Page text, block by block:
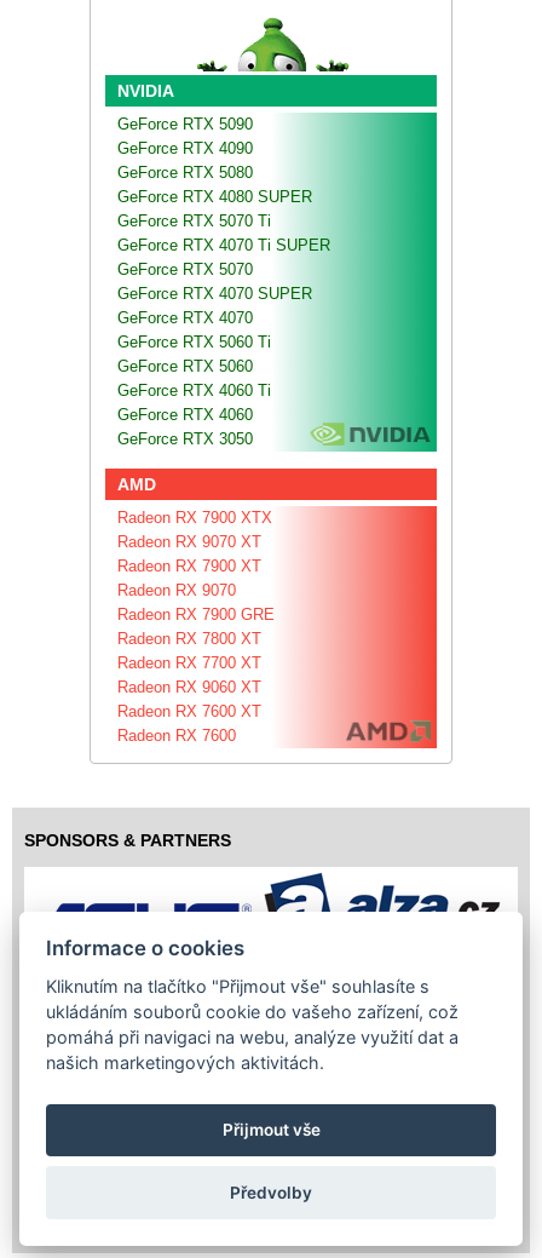
NVIDIA
GeForce RTX 5090
GeForce RTX 4090
GeForce RTX 5080
GeForce RTX 4080 SUPER
GeForce RTX 5070 Ti
GeForce RTX 4070 Ti SUPER
GeForce RTX 5070
GeForce RTX 4070 SUPER
GeForce RTX 4070
GeForce RTX 5060 Ti
GeForce RTX 5060
GeForce RTX 4060 Ti
GeForce RTX 4060
GeForce RTX 3050
AMD
Radeon RX 7900 XTX
Radeon RX 9070 XT
Radeon RX 7900 XT
Radeon RX 9070
Radeon RX 7900 GRE
Radeon RX 7800 XT
Radeon RX 7700 XT
Radeon RX 9060 XT
Radeon RX 7600 XT
Radeon RX 7600
SPONSORS & PARTNERS
Copyright (c) 2026 InfoTrade Powered by ASP.NET & MS SQL
Informace o cookies
Kliknutím na tlačítko "Přijmout vše" souhlasíte s
ukládáním souborů cookie do vašeho zařízení, což
pomáhá při navigaci na webu, analýze využití dat a
našich marketingových aktivitách.
Přijmout vše
Předvolby